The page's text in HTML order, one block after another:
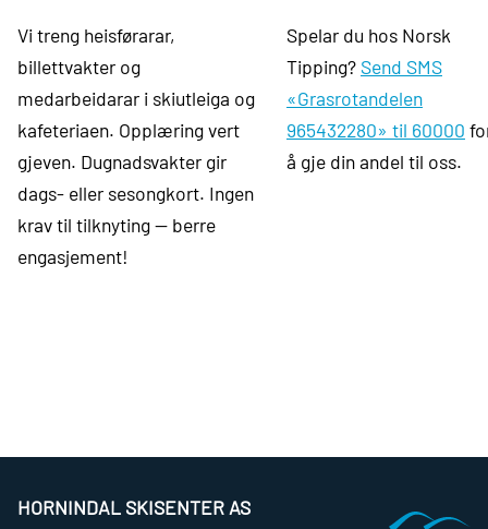
Vi treng heisførarar,
billettvakter og
medarbeidarar i skiutleiga og
kafeteriaen. Opplæring vert
gjeven. Dugnadsvakter gir
dags- eller sesongkort. Ingen
krav til tilknyting — berre
engasjement!
Spelar du hos Norsk
Tipping? Send SMS
«Grasrotandelen
965432280» til 60000
å gje din andel til oss.
HORNINDAL SKISENTER AS